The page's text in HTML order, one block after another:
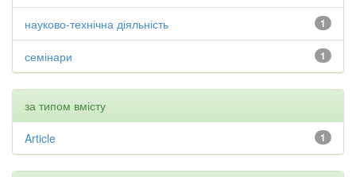
1
науково-технічна діяльність
1
семінари
за типом вмісту
1
Article